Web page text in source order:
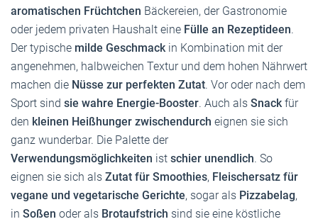
aromatischen Früchtchen Bäckereien, der Gastronomie
oder jedem privaten Haushalt eine Fülle an Rezeptideen.
Der typische milde Geschmack in Kombination mit der
angenehmen, halbweichen Textur und dem hohen Nährwert
machen die Nüsse zur perfekten Zutat. Vor oder nach dem
Sport sind sie wahre Energie-Booster. Auch als Snack für
den kleinen Heißhunger zwischendurch eignen sie sich
ganz wunderbar. Die Palette der
Verwendungsmöglichkeiten ist schier unendlich. So
eignen sie sich als Zutat für Smoothies, Fleischersatz für
vegane und vegetarische Gerichte, sogar als Pizzabelag,
in Soßen oder als Brotaufstrich sind sie eine köstliche